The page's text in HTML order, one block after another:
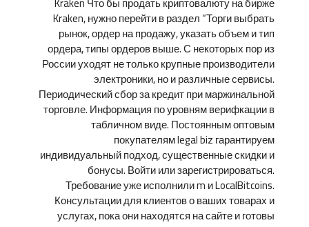
Kraken, нужно перейти в раздел “Торги выбрать
рынок, ордер на продажу, указать объем и тип
ордера, типы ордеров выше. С некоторых пор из
России уходят не только крупные производители
электроники, но и различные сервисы.
Периодический сбор за кредит при маржинальной
торговле. Информация по уровням верифкации в
табличном виде. Постоянным оптовым
покупателям legal biz гарантируем
индивидуальный подход, существенные скидки и
бонусы. Войти или зарегистрироваться.
Требование уже исполнили m и LocalBitcoins.
Консультации для клиентов о ваших товарах и
услугах, пока они находятся на сайте и готовы